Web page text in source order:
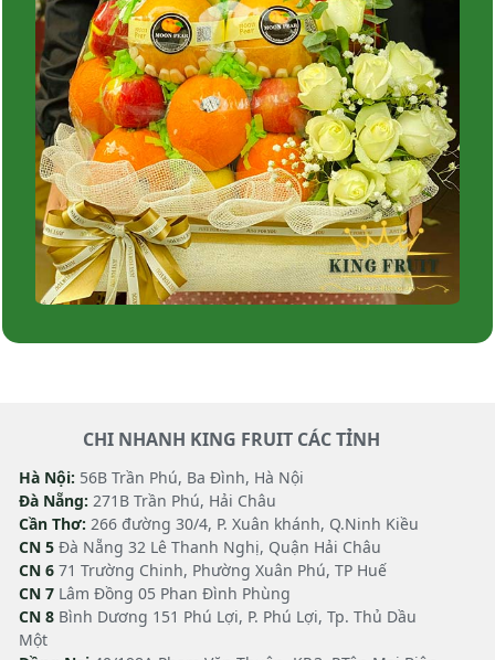
CHI NHANH KING FRUIT CÁC TỈNH
Hà Nội: 56B Trần Phú, Ba Đình, Hà Nội
Đà Nẵng: 271B Trần Phú, Hải Châu
Cần Thơ: 266 đường 30/4, P. Xuân khánh, Q.Ninh Kiều
CN 5 Đà Nẵng 32 Lê Thanh Nghị, Quận Hải Châu
CN 6 71 Trường Chinh, Phường Xuân Phú, TP Huế
CN 7 Lâm Đồng 05 Phan Đình Phùng
CN 8 Bình Dương 151 Phú Lợi, P. Phú Lợi, Tp. Thủ Dầu
Một